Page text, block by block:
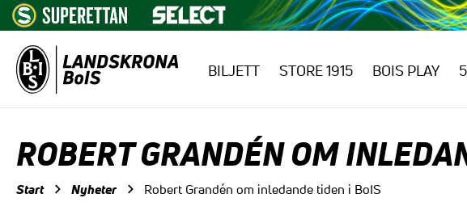
BILJETT STORE 1915 BOIS PLAY
ROBERT GRANDÉN OM
Start Nyheter Robert Grandén om inledande tiden i BoIS